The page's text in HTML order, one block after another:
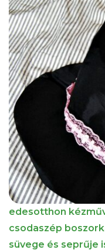
edesotthon
csodaszép
süvege és seprűje